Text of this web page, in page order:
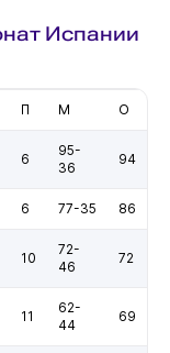
Испании
П М О
6
95-
36
94
6 77-35 86
10
72-
46
72
11
62-
44
69